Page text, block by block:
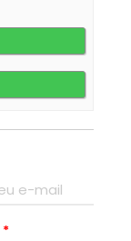
*